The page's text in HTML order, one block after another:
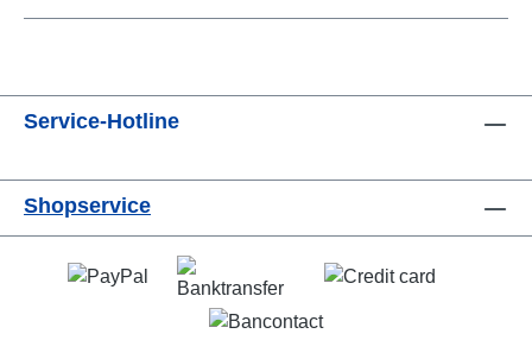
Service-Hotline
Shopservice